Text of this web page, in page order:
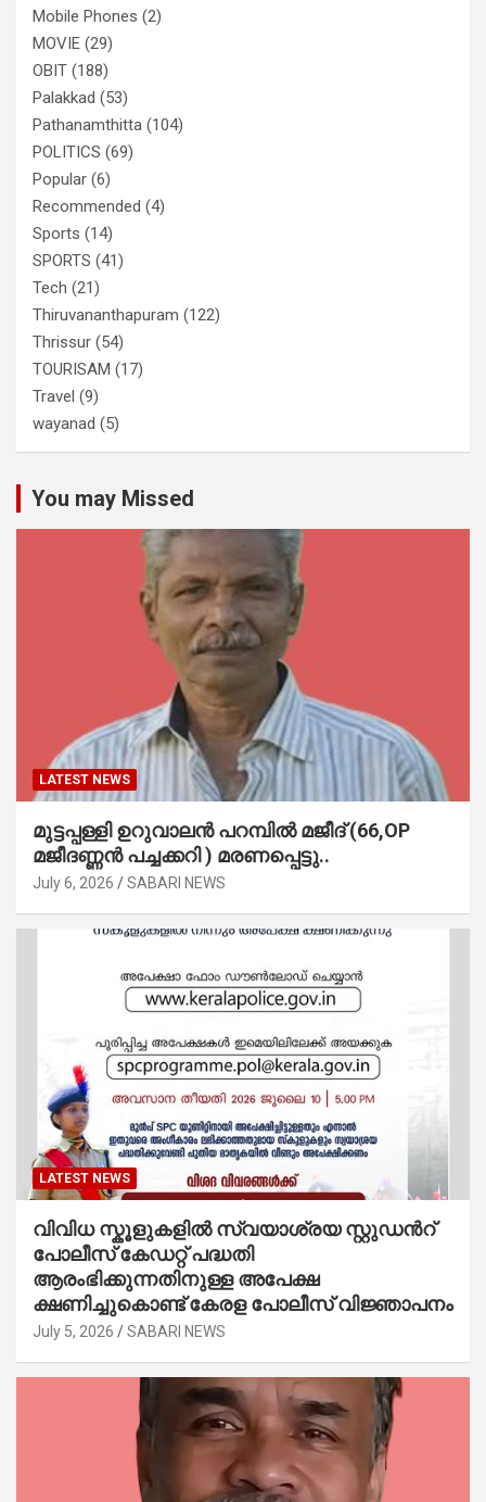
Mobile Phones (2)
MOVIE (29)
OBIT (188)
Palakkad (53)
Pathanamthitta (104)
POLITICS (69)
Popular (6)
Recommended (4)
Sports (14)
SPORTS (41)
Tech (21)
Thiruvananthapuram (122)
Thrissur (54)
TOURISAM (17)
Travel (9)
wayanad (5)
You may Missed
LATEST NEWS
മുട്ടപ്പള്ളി ഉറുവാലൻ പറമ്പിൽ മജീദ് (66,OP
മജീദണ്ണൻ പച്ചക്കറി ) മരണപ്പെട്ടു..
July 6, 2026 SABARI NEWS
LATEST NEWS
വിവിധ സ്കൂളുകളില്‍ സ്വയാശ്രയ സ്റ്റുഡന്‍റ്
പോലീസ് കേഡറ്റ് പദ്ധതി
ആരംഭിക്കുന്നതിനുള്ള അപേക്ഷ
ക്ഷണിച്ചുകൊണ്ട് കേരള പോലീസ് വിജ്ഞാപനം
July 5, 2026 SABARI NEWS